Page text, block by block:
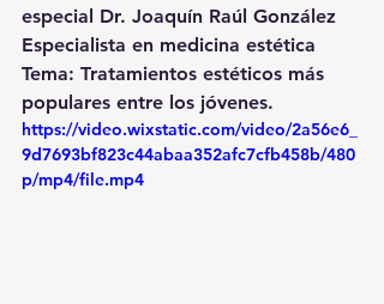
especial Dr. Joaquín Raúl González
Especialista en medicina estética
Tema: Tratamientos estéticos más
populares entre los jóvenes.
https://video.wixstatic.com/video/2a56e6_
9d7693bf823c44abaa352afc7cfb458b/480
p/mp4/file.mp4